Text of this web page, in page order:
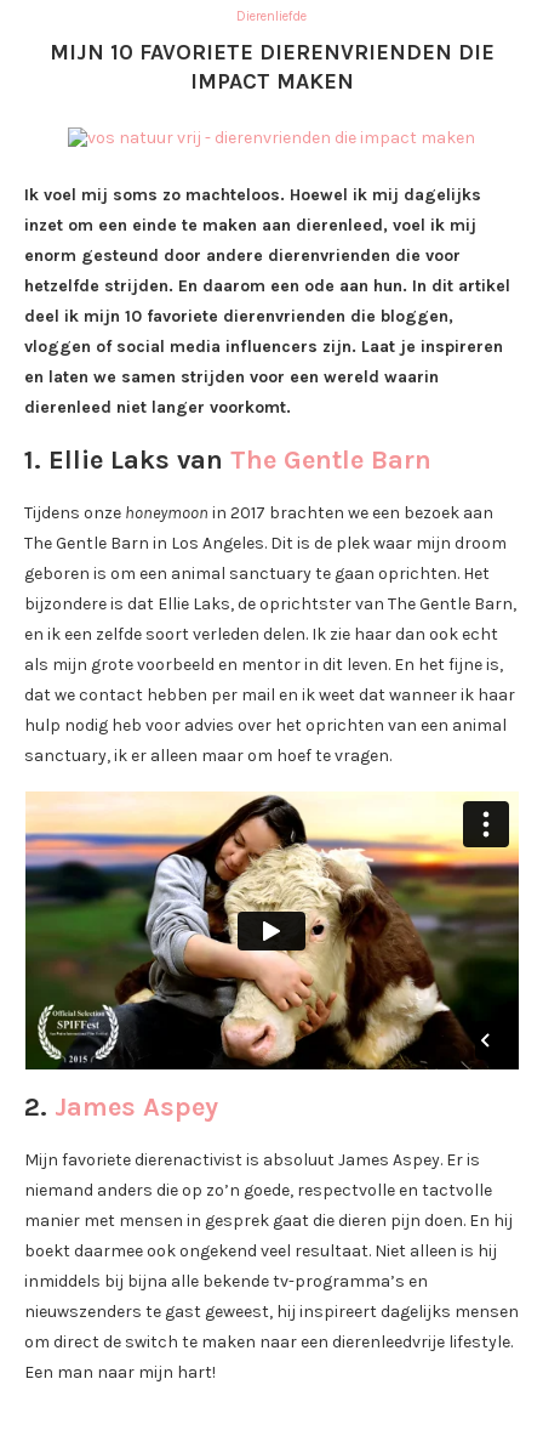
Dierenliefde
MIJN 10 FAVORIETE DIERENVRIENDEN DIE
IMPACT MAKEN
Ik voel mij soms zo machteloos. Hoewel ik mij dagelijks
inzet om een einde te maken aan dierenleed, voel ik mij
enorm gesteund door andere dierenvrienden die voor
hetzelfde strijden. En daarom een ode aan hun. In dit artikel
deel ik mijn 10 favoriete dierenvrienden die bloggen,
vloggen of social media influencers zijn. Laat je inspireren
en laten we samen strijden voor een wereld waarin
dierenleed niet langer voorkomt.
1. Ellie Laks van The Gentle Barn
Tijdens onze honeymoon in 2017 brachten we een bezoek aan
The Gentle Barn in Los Angeles. Dit is de plek waar mijn droom
geboren is om een animal sanctuary te gaan oprichten. Het
bijzondere is dat Ellie Laks, de oprichtster van The Gentle Barn,
en ik een zelfde soort verleden delen. Ik zie haar dan ook echt
als mijn grote voorbeeld en mentor in dit leven. En het fijne is,
dat we contact hebben per mail en ik weet dat wanneer ik haar
hulp nodig heb voor advies over het oprichten van een animal
sanctuary, ik er alleen maar om hoef te vragen.
2. James Aspey
Mijn favoriete dierenactivist is absoluut James Aspey. Er is
niemand anders die op zo’n goede, respectvolle en tactvolle
manier met mensen in gesprek gaat die dieren pijn doen. En hij
boekt daarmee ook ongekend veel resultaat. Niet alleen is hij
inmiddels bij bijna alle bekende tv-programma’s en
nieuwszenders te gast geweest, hij inspireert dagelijks mensen
om direct de switch te maken naar een dierenleedvrije lifestyle.
Een man naar mijn hart!